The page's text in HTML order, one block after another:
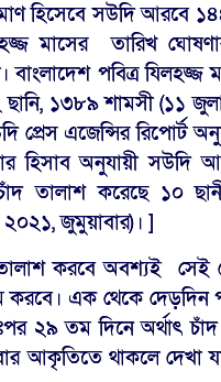
হিসেবে সউদি আরবে
মাসের তারিখ
বাংলাদেশ পবিত্র যিলহজ্জ
১৩৮৯ শামসী (১১
প্রেস এজেন্সির রিপোর্ট
হিসাব অনুযায়ী সউদি
তালাশ করেছে ১০
জুমুয়াবার)। ]
করবে অবশ্যই সেই
করবে। এক থেকে দেড়দিন
২৯ তম দিনে অর্থাৎ
আকৃতিতে থাকলে দেখা